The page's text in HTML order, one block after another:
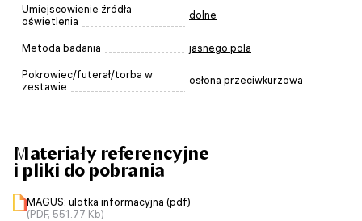
Umiejscowienie źródła
oświetlenia
dolne
Metoda badania jasnego pola
Pokrowiec/futerał/torba w
zestawie
osłona przeciwkurzowa
Materiały referencyjne
i pliki do pobrania
MAGUS: ulotka informacyjna (pdf)
(PDF, 551.77 Kb)